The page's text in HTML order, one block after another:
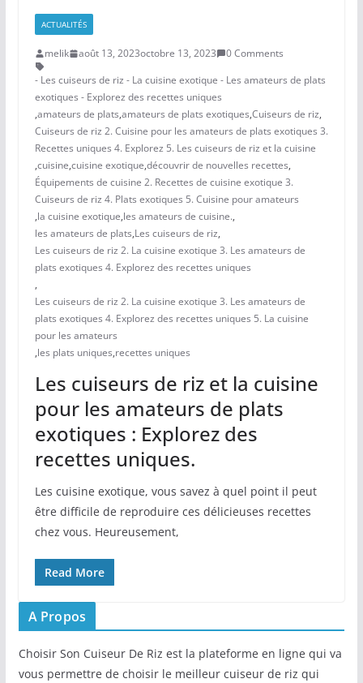
ACTUALITÉS
melik août 13, 2023octobre 13, 2023
0 Comments
- Les cuiseurs de riz - La cuisine exotique - Les amateurs de plats
exotiques - Explorez des recettes uniques
,amateurs de plats,amateurs de plats exotiques,Cuiseurs de riz,
Cuiseurs de riz 2. Cuisine pour les amateurs de plats exotiques 3.
Recettes uniques 4. Explorez 5. Les cuiseurs de riz et la cuisine
,cuisine,cuisine exotique,découvrir de nouvelles recettes,
Équipements de cuisine 2. Recettes de cuisine exotique 3.
Cuiseurs de riz 4. Plats exotiques 5. Cuisine pour amateurs
,la cuisine exotique,les amateurs de cuisine.,
les amateurs de plats,Les cuiseurs de riz,
Les cuiseurs de riz 2. La cuisine exotique 3. Les amateurs de
plats exotiques 4. Explorez des recettes uniques
,
Les cuiseurs de riz 2. La cuisine exotique 3. Les amateurs de
plats exotiques 4. Explorez des recettes uniques 5. La cuisine
pour les amateurs
,les plats uniques,recettes uniques
Les cuiseurs de riz et la cuisine
pour les amateurs de plats
exotiques : Explorez des
recettes uniques.
Les cuisine exotique,‍ vous savez à ‌quel point il peut
être ⁢difficile de reproduire ces délicieuses recettes
chez vous. Heureusement,
Read More
A Propos
Choisir Son Cuiseur De Riz est la plateforme en ligne qui va
vous permettre de choisir le meilleur cuiseur de riz qui